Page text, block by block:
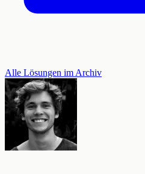
Alle Lösungen im Archiv